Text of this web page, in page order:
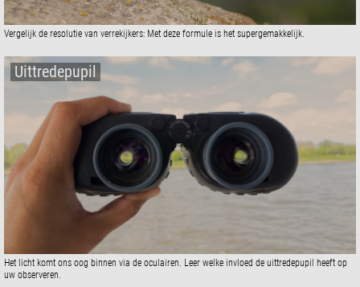
Vergelijk de resolutie van verrekijkers: Met deze formule is het supergemakkelijk.
Uittredepupil
Het licht komt ons oog binnen via de oculairen. Leer welke invloed de uittredepupil heeft op
uw observeren.